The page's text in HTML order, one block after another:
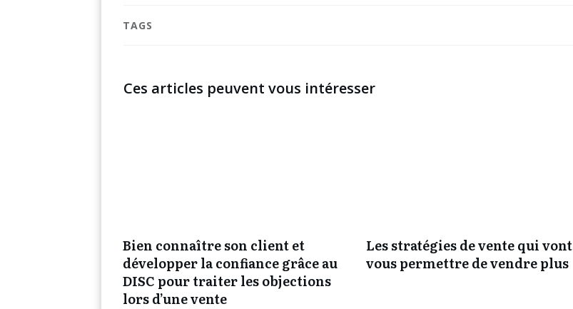
TAGS
Ces articles peuvent vous intéresser
Bien connaître son client et
développer la confiance grâce au
DISC pour traiter les objections
lors d’une vente
Les stratégies de vente qui vont
vous permettre de vendre plus